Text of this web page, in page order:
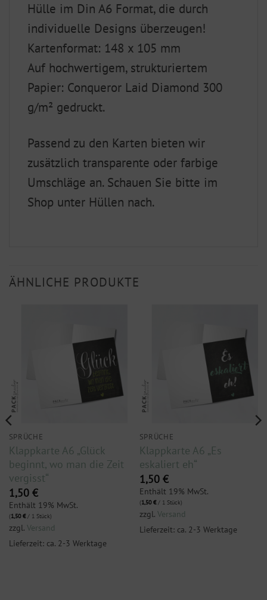
Hülle im Din A6 Format, die durch
individuelle Designs überzeugen!
Kartenformat: 148 x 105 mm
Auf hochwertigem, strukturiertem
Papier: Conqueror Laid Diamond 300
g/m² gedruckt.
Passend zu den Karten bieten wir
zusätzlich transparente oder farbige
Umschläge an. Schauen Sie bitte im
Shop unter Hüllen nach.
ÄHNLICHE PRODUKTE
SPRÜCHE
Klappkarte A6 „Glück
beginnt, wo man die Zeit
vergisst“
1,50 €
Enthält 19% MwSt.
(1,50€/ 1 Stück)
zzgl. Versand
Lieferzeit: ca. 2-3 Werktage
SPRÜCHE
Klappkarte A6 „Es
eskaliert eh“
1,50 €
Enthält 19% MwSt.
(1,50€/ 1 Stück)
zzgl. Versand
Lieferzeit: ca. 2-3 Werktage